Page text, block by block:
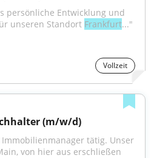
persönliche Entwicklung und
unseren Standort Frankfurt..."
Vollzeit
(m/w/d)
tätig. Unser
von hier aus erschließen